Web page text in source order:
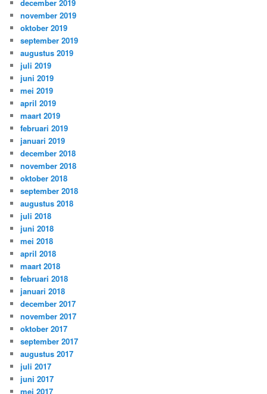
december 2019
november 2019
oktober 2019
september 2019
augustus 2019
juli 2019
juni 2019
mei 2019
april 2019
maart 2019
februari 2019
januari 2019
december 2018
november 2018
oktober 2018
september 2018
augustus 2018
juli 2018
juni 2018
mei 2018
april 2018
maart 2018
februari 2018
januari 2018
december 2017
november 2017
oktober 2017
september 2017
augustus 2017
juli 2017
juni 2017
mei 2017